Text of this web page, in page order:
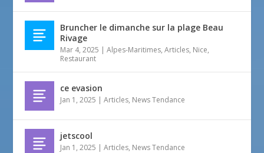
Bruncher le dimanche sur la plage Beau
Rivage
Mar 4, 2025 |Alpes-Maritimes,Articles, Nice,
Restaurant
ce evasion
Jan 1, 2025 |Articles, News Tendance
jetscool
Jan 1, 2025 |Articles, News Tendance